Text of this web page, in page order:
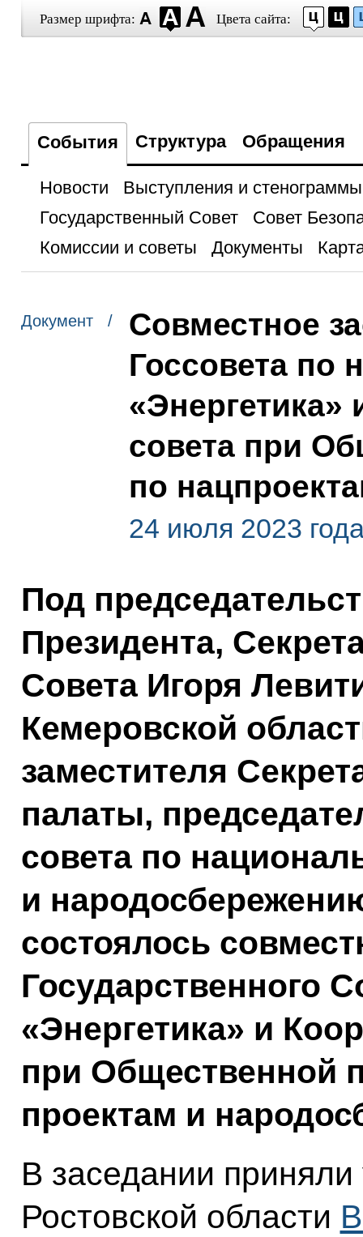
Размер шрифта: Цвета сайта:
События Структура Обращения
Новости
Выступления и стенограммы
Государственный Совет
Совет
Комиссии и советы
Документы
Документ /
Совместное
Госсовета по
«Энергетика»
совета при
по
24 июля 2023
Под
Президента,
Совета Игоря
Кемеровской
заместителя
палаты,
совета по
и
состоялось
Государственного
«Энергетика» и
при Общественной
проектам и
В заседании приняли
Ростовской области